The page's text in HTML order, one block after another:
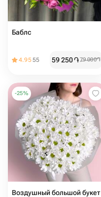
Баблс
4.9555 59 250֏79 000֏
-25%
Воздушный большой букет